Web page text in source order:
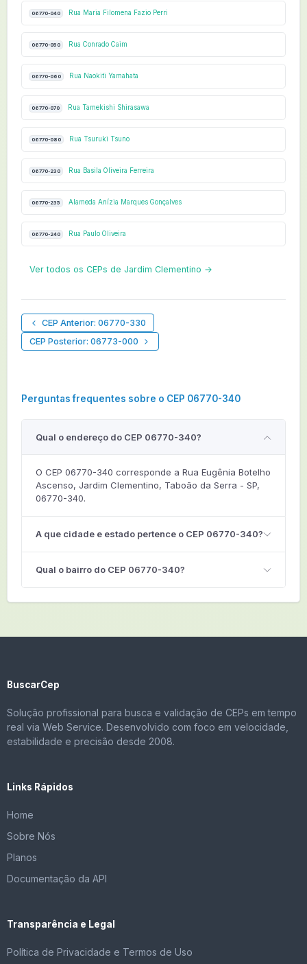
06770-040 Rua Maria Filomena Fazio Perri
06770-050 Rua Conrado Caim
06770-060 Rua Naokiti Yamahata
06770-070 Rua Tamekishi Shirasawa
06770-080 Rua Tsuruki Tsuno
06770-230 Rua Basila Oliveira Ferreira
06770-235 Alameda Anízia Marques Gonçalves
06770-240 Rua Paulo Oliveira
Ver todos os CEPs de Jardim Clementino →
CEP Anterior: 06770-330
CEP Posterior: 06773-000
Perguntas frequentes sobre o CEP 06770-340
Qual o endereço do CEP 06770-340?
O CEP 06770-340 corresponde a Rua Eugênia Botelho
Ascenso, Jardim Clementino, Taboão da Serra - SP,
06770-340.
A que cidade e estado pertence o CEP 06770-340?
Qual o bairro do CEP 06770-340?
BuscarCep
Solução profissional para busca e validação de CEPs em tempo
real via Web Service. Desenvolvido com foco em velocidade,
estabilidade e precisão desde 2008.
Links Rápidos
Home
Sobre Nós
Planos
Documentação da API
Transparência e Legal
Política de Privacidade e Termos de Uso